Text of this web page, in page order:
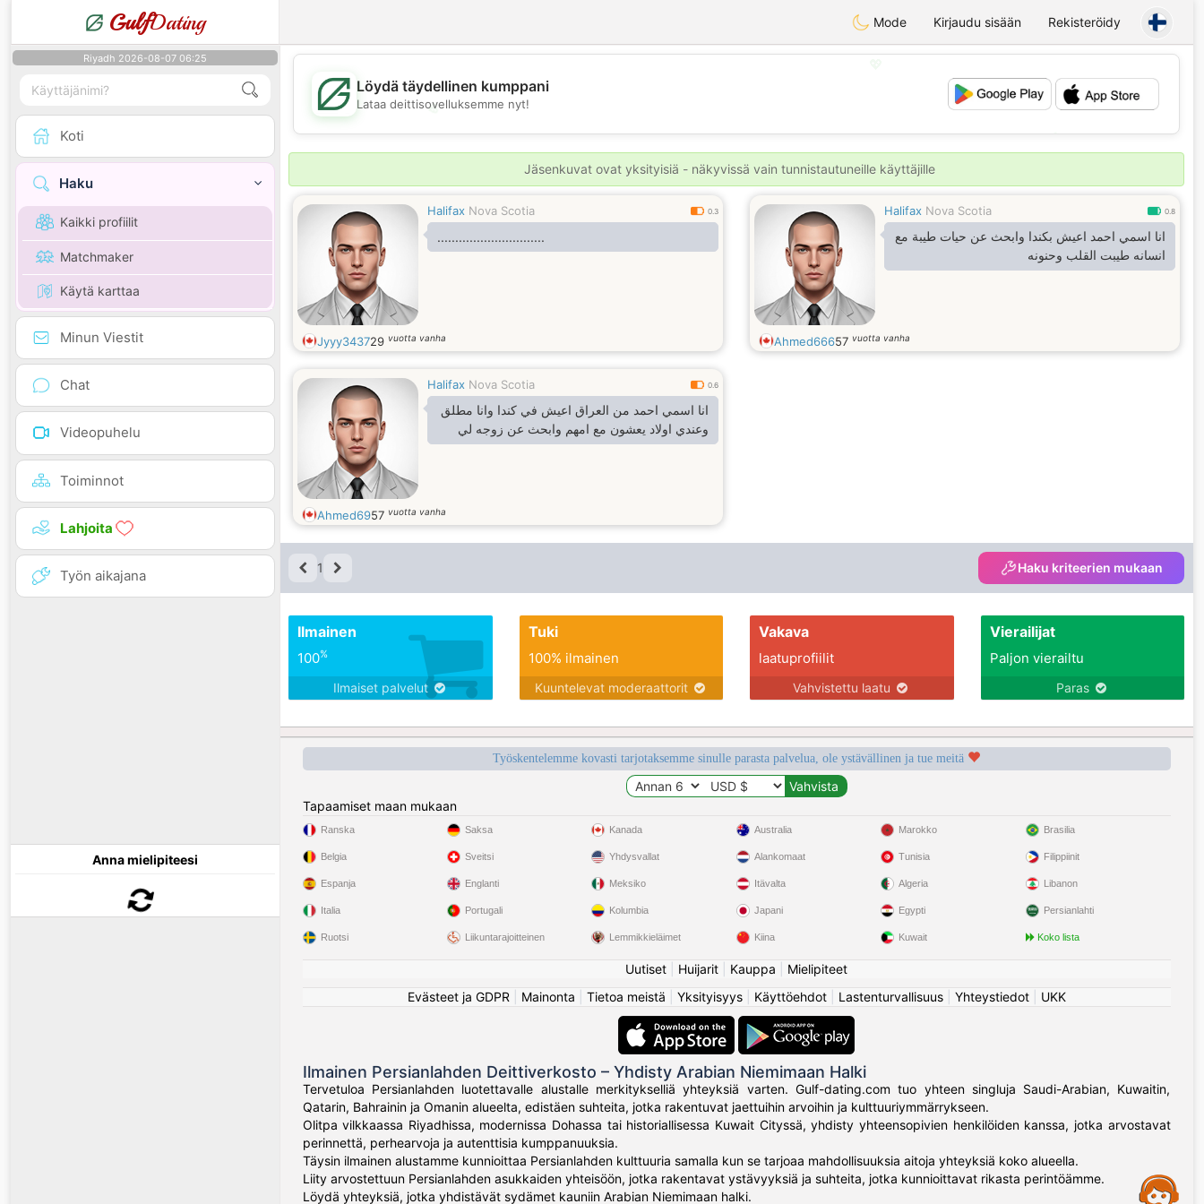
GulfDating Mode Kirjaudu sisään Rekisteröidy
Riyadh 2026-08-07 06:25
Koti
Haku
Kaikki profiilit
Matchmaker
Käytä karttaa
Minun Viestit
Chat
Videopuhelu
Toiminnot
Lahjoita
Työn aikajana
Anna mielipiteesi
💖
💕
💕
Löydä täydellinen kumppani
Lataa deittisovelluksemme nyt!
Jäsenkuvat ovat yksityisiä - näkyvissä vain tunnistautuneille käyttäjille
Halifax Nova Scotia 0.3
..............................
Jyyy343729 vuotta vanha
Halifax Nova Scotia 0.8
انا اسمي احمد اعيش بكندا وابحث عن حيات طيبة مع
انسانه طيبت القلب وحنونه
Ahmed66657 vuotta vanha
Halifax Nova Scotia 0.6
انا اسمي احمد من العراق اعيش في كندا وانا مطلق
وعندي اولاد يعشون مع امهم وابحث عن زوجه لي
Ahmed6957 vuotta vanha
1 Haku kriteerien mukaan
Ilmainen
100%
Ilmaiset palvelut
Tuki
100% ilmainen
Kuuntelevat moderaattorit
Vakava
laatuprofiilit
Vahvistettu laatu
Vierailijat
Paljon vierailtu
Paras
Työskentelemme kovasti tarjotaksemme sinulle parasta palvelua, ole ystävällinen ja tue meitä
Tapaamiset maan mukaan
Ranska
Belgia
Espanja
Italia
Ruotsi
Saksa
Sveitsi
Englanti
Portugali
Liikuntarajoitteinen
Kanada
Yhdysvallat
Meksiko
Kolumbia
Lemmikkieläimet
Australia
Alankomaat
Itävalta
Japani
Kiina
Marokko
Tunisia
Algeria
Egypti
Kuwait
Brasilia
Filippiinit
Libanon
Persianlahti
Koko lista
Uutiset Huijarit Kauppa
Mielipiteet
Evästeet ja GDPR
Mainonta Tietoa meistä Yksityisyys| Käyttöehdot| Lastenturvallisuus| Yhteystiedot| UKK
Ilmainen Persianlahden Deittiverkosto – Yhdisty Arabian Niemimaan Halki
Tervetuloa Persianlahden luotettavalle alustalle merkitykselliä yhteyksiä varten. Gulf-dating.com tuo yhteen singluja Saudi-Arabian, Kuwaitin,
Qatarin, Bahrainin ja Omanin alueelta, edistäen suhteita, jotka rakentuvat jaettuihin arvoihin ja kulttuuriymmärrykseen.
Olitpa vilkkaassa Riyadhissa, modernissa Dohassa tai historiallisessa Kuwait Cityssä, yhdisty yhteensopivien henkilöiden kanssa, jotka arvostavat
perinnettä, perhearvoja ja autenttisia kumppanuuksia.
Täysin ilmainen alustamme kunnioittaa Persianlahden kulttuuria samalla kun se tarjoaa mahdollisuuksia aitoja yhteyksiä koko alueella.
Liity arvostettuun Persianlahden asukkaiden yhteisöön, jotka rakentavat ystävyyksiä ja suhteita, jotka kunnioittavat rikasta perintöämme.
Löydä yhteyksiä, jotka yhdistävät sydämet kauniin Arabian Niemimaan halki.
Assistance